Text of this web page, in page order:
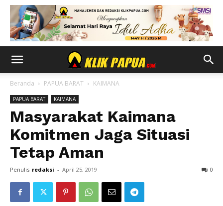
Beranda PAPUA BARAT KAIMANA
PAPUA BARAT KAIMANA
Masyarakat Kaimana
Komitmen Jaga Situasi
Tetap Aman
Penulis redaksi - April 25, 2019 0